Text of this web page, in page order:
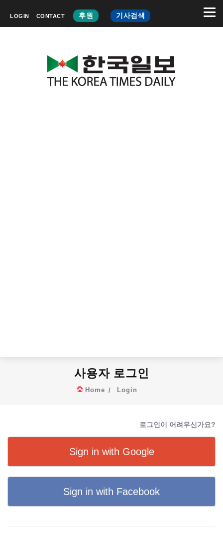
LOGIN CONTACT 후원 기사검색
사용자 로그인
Home Login
로그인이 어려우신가요?
Sign in with Google
Sign in with Facebook